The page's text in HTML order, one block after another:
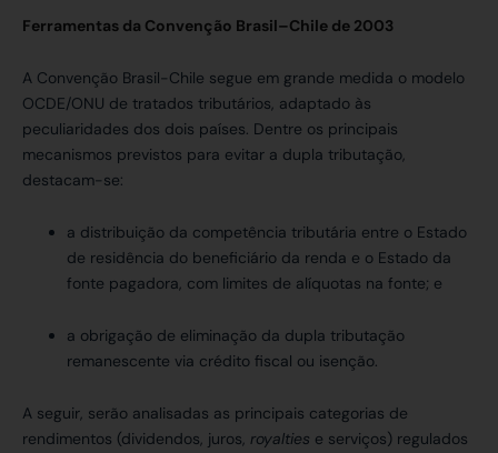
Ferramentas da Convenção Brasil–Chile de 2003
A Convenção Brasil-Chile segue em grande medida o modelo
OCDE/ONU de tratados tributários, adaptado às
peculiaridades dos dois países. Dentre os principais
mecanismos previstos para evitar a dupla tributação,
destacam-se:
a distribuição da competência tributária entre o Estado
de residência do beneficiário da renda e o Estado da
fonte pagadora, com limites de alíquotas na fonte; e
a obrigação de eliminação da dupla tributação
remanescente via crédito fiscal ou isenção.
A seguir, serão analisadas as principais categorias de
rendimentos (dividendos, juros, royalties e serviços) regulados